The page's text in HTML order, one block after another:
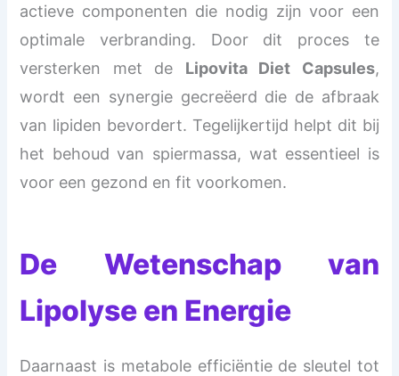
actieve componenten die nodig zijn voor een
optimale verbranding. Door dit proces te
versterken met de Lipovita Diet Capsules,
wordt een synergie gecreëerd die de afbraak
van lipiden bevordert. Tegelijkertijd helpt dit bij
het behoud van spiermassa, wat essentieel is
voor een gezond en fit voorkomen.
De Wetenschap van
Lipolyse en Energie
Daarnaast is metabole efficiëntie de sleutel tot